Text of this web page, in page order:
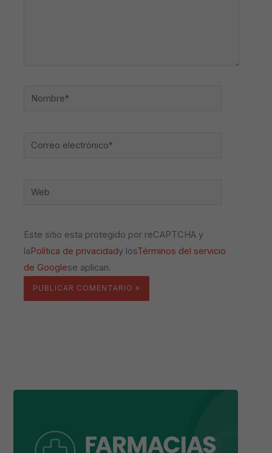
Nombre*
Correo
Web
Este sitio esta protegido por reCAPTCHA y
laPolítica de privacidady losTérminos del servicio
de Googlese aplican.